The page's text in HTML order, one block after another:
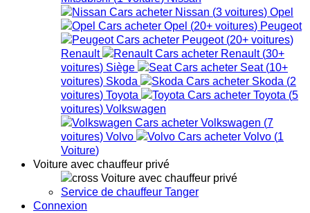
Nissan (3 voitures) Opel
Opel (20+ voitures) Peugeot
Peugeot (20+ voitures)
Renault
Renault (30+
voitures) Siège Seat (10+
voitures) Skoda Skoda (2
voitures) Toyota Toyota (5
voitures) Volkswagen
Volkswagen (7
voitures) Volvo Volvo (1
Voiture)
Voiture avec chauffeur privé
Voiture avec chauffeur privé
Service de chauffeur Tanger
Connexion